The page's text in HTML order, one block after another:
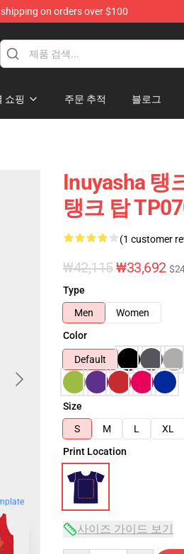
shipping on orders over $100
쇼핑 주문 추적 블로그
Inuyasha 탱
탱크 탑
(1 customer
₩42,115₩33,692
Type
Men
Women
Color
Default
Size
S
M L XL
Print Location
사이즈 가이드 보기